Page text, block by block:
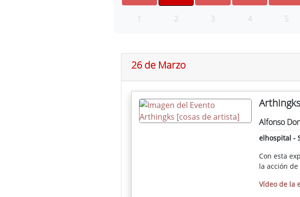
1 2 3 4 5
26 de Marzo
Alfonso
elhospital -
Con esta
la acción
Vídeo de la